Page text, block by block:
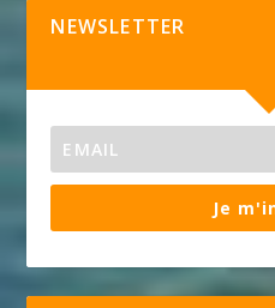
NEWSLETTER
Je